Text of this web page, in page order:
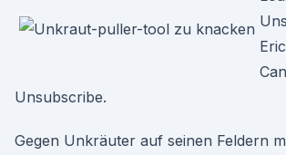
Unsubscribe.
Gegen Unkräuter auf seinen Feldern